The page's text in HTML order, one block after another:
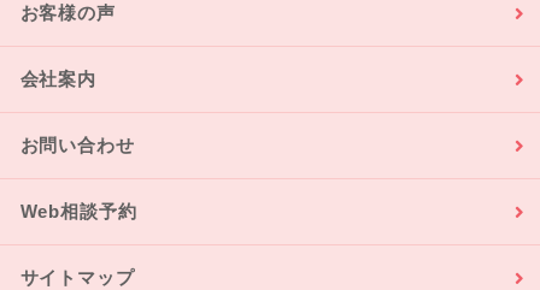
お客様の声
会社案内
お問い合わせ
Web相談予約
サイトマップ